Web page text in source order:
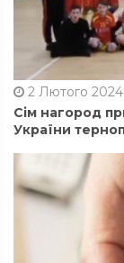
2 Лютого
Сім нагород
України